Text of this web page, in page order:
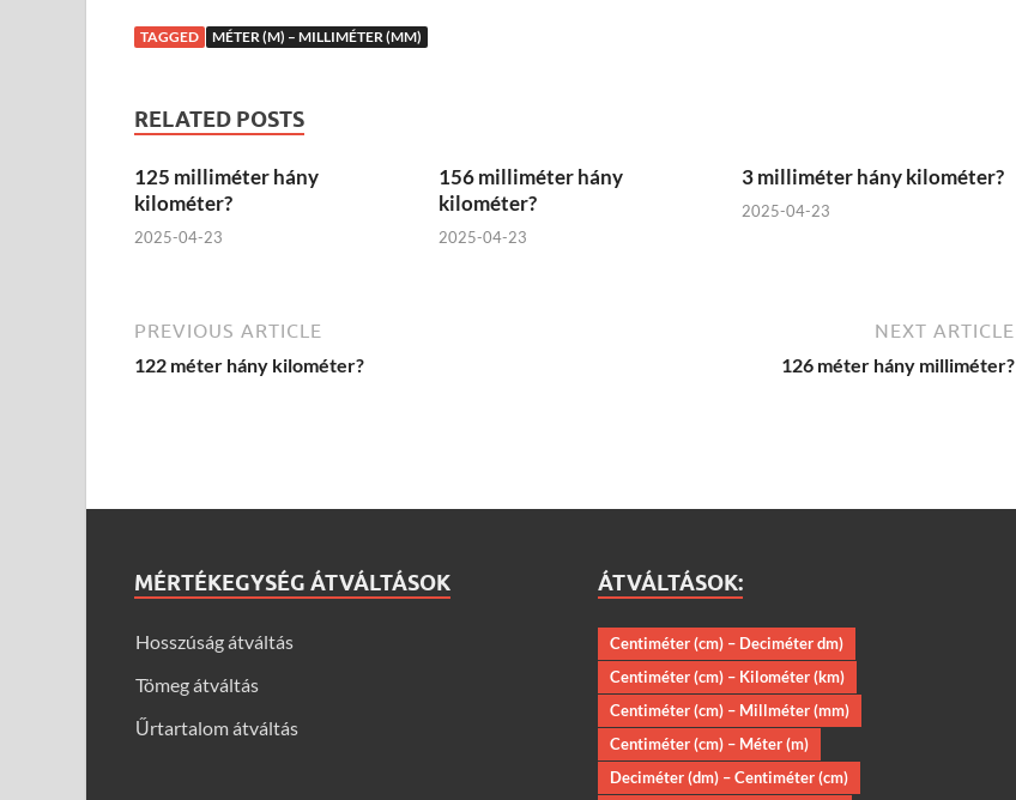
TAGGED MÉTER (M) – MILLIMÉTER (MM)
RELATED POSTS
125 milliméter hány
kilométer?
2025-04-23
156 milliméter hány
kilométer?
2025-04-23
3 milliméter hány kilométer?
2025-04-23
PREVIOUS ARTICLE
122 méter hány kilométer?
NEXT ARTICLE
126 méter hány milliméter?
MÉRTÉKEGYSÉG ÁTVÁLTÁSOK
Hosszúság átváltás
Tömeg átváltás
Űrtartalom átváltás
ÁTVÁLTÁSOK:
Centiméter (cm) – Deciméter dm)
Centiméter (cm) – Kilométer (km)
Centiméter (cm) – Millméter (mm)
Centiméter (cm) – Méter (m)
Deciméter (dm) – Centiméter (cm)